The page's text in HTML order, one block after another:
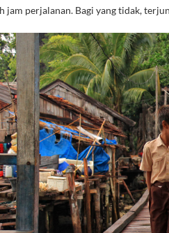
jam perjalanan. Bagi yang tidak,